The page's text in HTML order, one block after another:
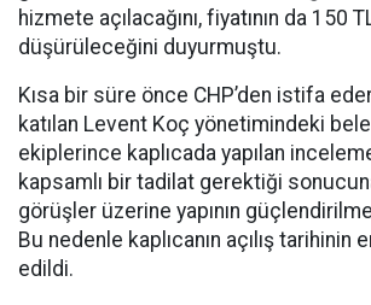
hizmete açılacağını, fiyatının da 150
düşürüleceğini duyurmuştu.
Kısa bir süre önce CHP’den istifa
katılan Levent Koç yönetimindeki
ekiplerince kaplıcada yapılan
kapsamlı bir tadilat gerektiği
görüşler üzerine yapının
Bu nedenle kaplıcanın açılış
edildi.